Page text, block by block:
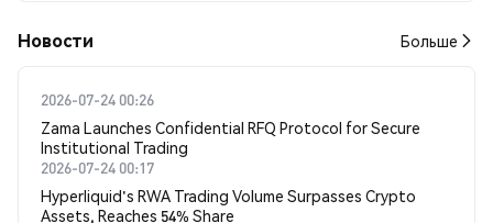
Новости Больше
2026-07-24 00:26
Zama Launches Confidential RFQ Protocol for Secure
Institutional Trading
2026-07-24 00:17
Hyperliquid's RWA Trading Volume Surpasses Crypto
Assets, Reaches 54% Share